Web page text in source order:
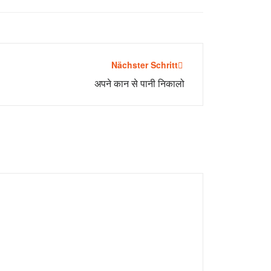
Nächster Schritt
अपने कान से पानी निकालो